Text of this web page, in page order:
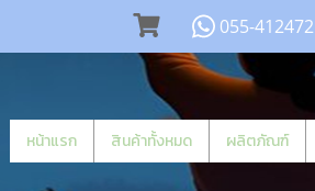
055-412472
หน้าแรก สินค้าทั้งหมด ผลิตภัณฑ์